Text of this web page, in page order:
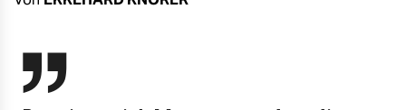
verlag
verlag
